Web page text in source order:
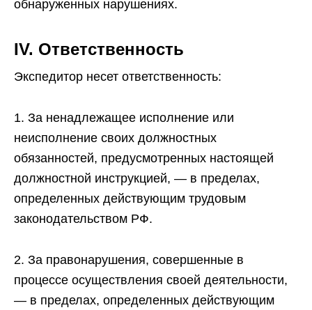
обнаруженных нарушениях.
IV. Ответственность
Экспедитор несет ответственность:
1. За ненадлежащее исполнение или
неисполнение своих должностных
обязанностей, предусмотренных настоящей
должностной инструкцией, — в пределах,
определенных действующим трудовым
законодательством РФ.
2. За правонарушения, совершенные в
процессе осуществления своей деятельности,
— в пределах, определенных действующим